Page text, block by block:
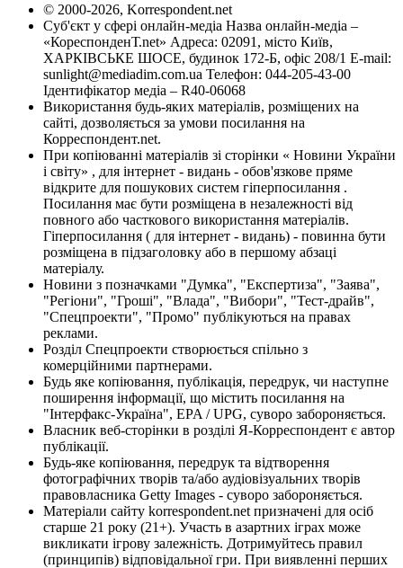
© 2000-2026, Korrespondent.net
Суб'єкт у сфері онлайн-медіа Назва онлайн-медіа –
«КореспонденТ.net» Адреса: 02091, місто Київ,
ХАРКІВСЬКЕ ШОСЕ, будинок 172-Б, офіс 208/1 E-mail:
sunlight@mediadim.com.ua Телефон: 044-205-43-00
Ідентифікатор медіа – R40-06068
Використання будь-яких матеріалів, розміщених на
сайті, дозволяється за умови посилання на
Корреспондент.net.
При копіюванні матеріалів зі сторінки « Новини України
і світу» , для інтернет - видань - обов'язкове пряме
відкрите для пошукових систем гіперпосилання .
Посилання має бути розміщена в незалежності від
повного або часткового використання матеріалів.
Гіперпосилання ( для інтернет - видань) - повинна бути
розміщена в підзаголовку або в першому абзаці
матеріалу.
Новини з позначками "Думка", "Експертиза", "Заява",
"Регіони", "Гроші", "Влада", "Вибори", "Тест-драйв",
"Спецпроекти", "Промо" публікуються на правах
реклами.
Розділ Спецпроекти створюється спільно з
комерційними партнерами.
Будь яке копіювання, публікація, передрук, чи наступне
поширення інформації, що містить посилання на
"Інтерфакс-Україна", EPA / UPG, суворо забороняється.
Власник веб-сторінки в розділі Я-Корреспондент є автор
публікації.
Будь-яке копіювання, передрук та відтворення
фотографічних творів та/або аудіовізуальних творів
правовласника Getty Images - суворо забороняється.
Матеріали сайту korrespondent.net призначені для осіб
старше 21 року (21+). Участь в азартних іграх може
викликати ігрову залежність. Дотримуйтесь правил
(принципів) відповідальної гри. При виявленні перших